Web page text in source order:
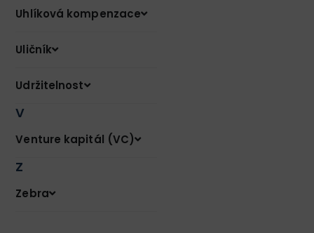
Uhlíková kompenzace
Uličník
Udržitelnost
V
Venture kapitál (VC)
Z
Zebra